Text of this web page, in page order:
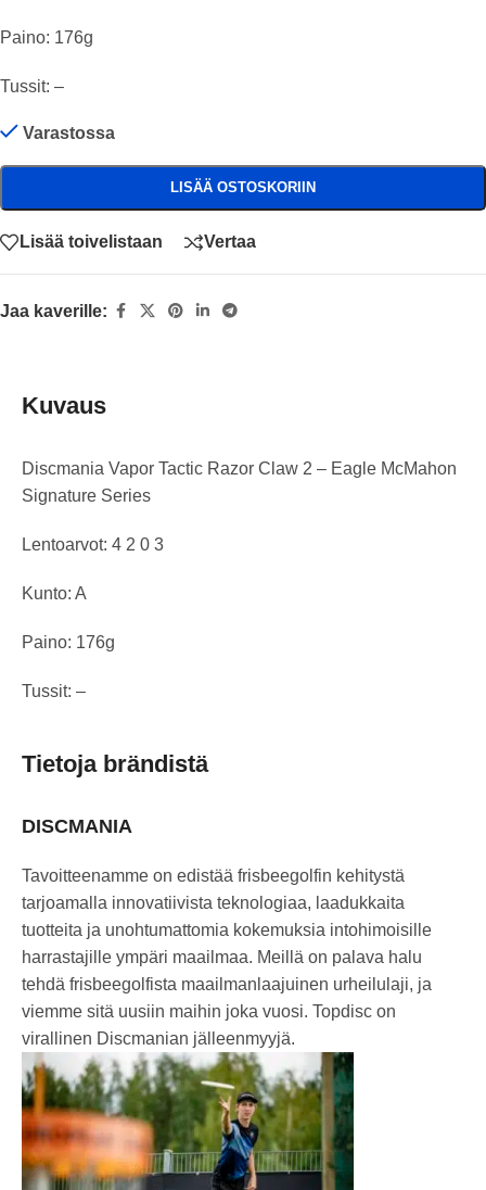
Paino: 176g
Tussit: –
Varastossa
LISÄÄ OSTOSKORIIN
Lisää toivelistaan Vertaa
Jaa kaverille:
Kuvaus
Discmania Vapor Tactic Razor Claw 2 – Eagle McMahon
Signature Series
Lentoarvot: 4 2 0 3
Kunto: A
Paino: 176g
Tussit: –
Tietoja brändistä
DISCMANIA
Tavoitteenamme on edistää frisbeegolfin kehitystä
tarjoamalla innovatiivista teknologiaa, laadukkaita
tuotteita ja unohtumattomia kokemuksia intohimoisille
harrastajille ympäri maailmaa. Meillä on palava halu
tehdä frisbeegolfista maailmanlaajuinen urheilulaji, ja
viemme sitä uusiin maihin joka vuosi. Topdisc on
virallinen Discmanian jälleenmyyjä.